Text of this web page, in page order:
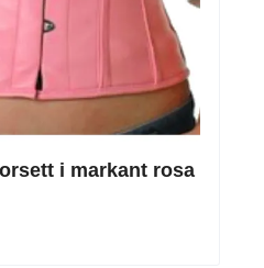
i markant rosa